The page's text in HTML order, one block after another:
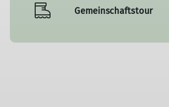
Gemeinschaftstour